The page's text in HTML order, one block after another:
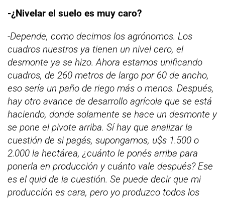
-¿Nivelar el suelo es muy caro?
-Depende, como decimos los agrónomos. Los
cuadros nuestros ya tienen un nivel cero, el
desmonte ya se hizo. Ahora estamos unificando
cuadros, de 260 metros de largo por 60 de ancho,
eso sería un paño de riego más o menos. Después,
hay otro avance de desarrollo agrícola que se está
haciendo, donde solamente se hace un desmonte y
se pone el pivote arriba. Sí hay que analizar la
cuestión de si pagás, supongamos, u$s 1.500 o
2.000 la hectárea, ¿cuánto le ponés arriba para
ponerla en producción y cuánto vale después? Ese
es el quid de la cuestión. Se puede decir que mi
producción es cara, pero yo produzco todos los